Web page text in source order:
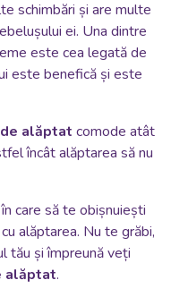
schimbări și are multe
ei. Una dintre
este cea legată de
este benefică și este
alăptat comode atât
încât alăptarea să nu
care să te obișnuiești
alăptarea. Nu te grăbi,
tău și împreună veți
alăptat.